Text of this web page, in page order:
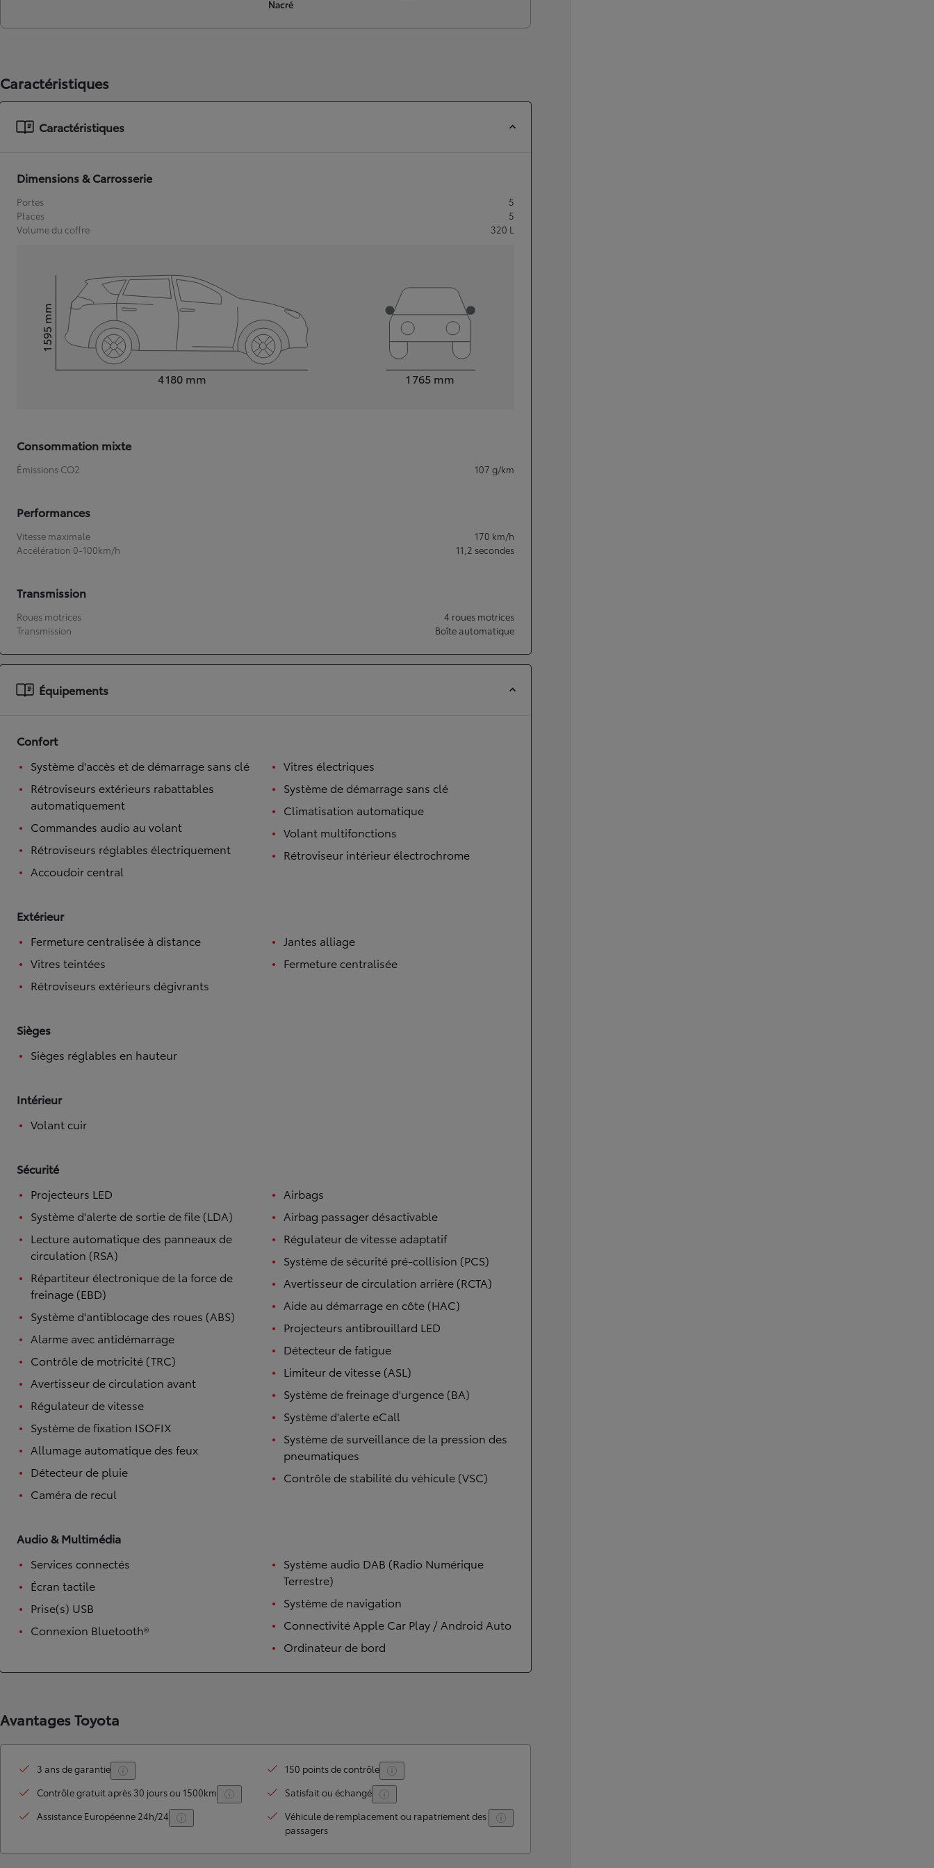
Nouvelle Yaris Cross
Disponible prochainement
TOYOTA C-HR
Disponible rapidement
Nacré
Caractéristiques
Caractéristiques
Dimensions & Carrosserie
Portes
5
Places
5
Volume du coffre
320 L
4 180 mm
Hauteur1 595
mm
1 765 mm
Consommation mixte
Émissions CO2 107 g/km
Performances
Vitesse maximale 170 km/h
Accélération 0-100km/h
11,2 secondes
Transmission
Roues motrices
4 roues motrices
Transmission
Boîte automatique
Équipements
Confort
Système d'accès et de démarrage sans clé
Rétroviseurs extérieurs rabattables
automatiquement
Commandes audio au volant
Rétroviseurs réglables électriquement
Accoudoir central
Vitres électriques
Système de démarrage sans clé
Climatisation automatique
Volant multifonctions
Rétroviseur intérieur électrochrome
Extérieur
Fermeture centralisée à distance
Vitres teintées
Rétroviseurs extérieurs dégivrants
Jantes alliage
Fermeture centralisée
Sièges
Sièges réglables en hauteur
Intérieur
Volant cuir
Sécurité
Projecteurs LED
Système d'alerte de sortie de file (LDA)
Lecture automatique des panneaux de
circulation (RSA)
Répartiteur électronique de la force de
freinage (EBD)
Système d'antiblocage des roues (ABS)
Alarme avec antidémarrage
Contrôle de motricité (TRC)
Avertisseur de circulation avant
Régulateur de vitesse
Système de fixation ISOFIX
Allumage automatique des feux
Détecteur de pluie
Caméra de recul
Airbags
Airbag passager désactivable
Régulateur de vitesse adaptatif
Système de sécurité pré-collision (PCS)
Avertisseur de circulation arrière (RCTA)
Aide au démarrage en côte (HAC)
Projecteurs antibrouillard LED
Détecteur de fatigue
Limiteur de vitesse (ASL)
Système de freinage d'urgence (BA)
Système d'alerte eCall
Système de surveillance de la pression des
pneumatiques
Contrôle de stabilité du véhicule (VSC)
Audio & Multimédia
Services connectés
Écran tactile
Prise(s) USB
Connexion Bluetooth®
Système audio DAB (Radio Numérique
Terrestre)
Système de navigation
Connectivité Apple Car Play / Android Auto
Ordinateur de bord
Avantages Toyota
3 ans de garantie
150 points de contrôle
Contrôle gratuit après 30 jours ou 1500km
Satisfait ou échangé
Assistance Européenne 24h/24
Véhicule de remplacement ou rapatriement des
passagers